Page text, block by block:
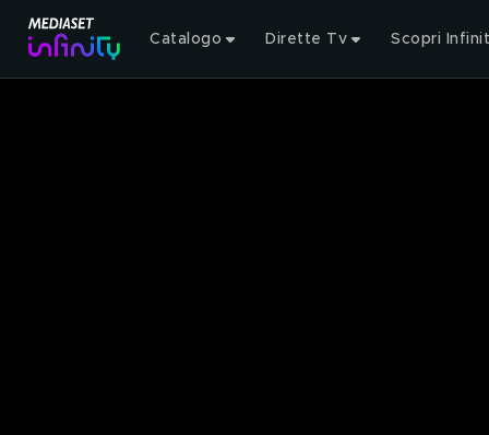
Catalogo Dirette Tv Scopri